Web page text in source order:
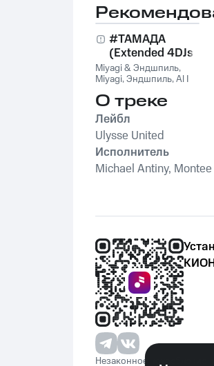
#ТАМАДА
(Extended 4DJs
Pack)
Miyagi & Эндшпиль,
Miyagi,Эндшпиль,Al I
О треке
Лейбл
Ulysse United
Исполнитель
Michael Antiny,
Незаконное потребление